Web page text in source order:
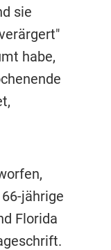
sie
habe,
jährige
Florida